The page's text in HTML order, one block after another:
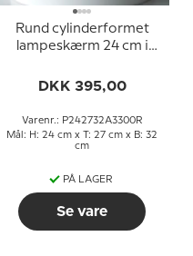
Rund cylinderformet
lampeskærm 24 cm i
DKK 395,00
Varenr.: P242732A3300R
Mål: H: 24 cm x T: 27 cm x B: 32
cm
PÅ LAGER
Se vare